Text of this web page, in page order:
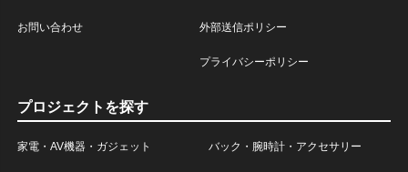
お問い合わせ 外部送信ポリシー
プライバシーポリシー
プロジェクトを探す
家電・AV機器・ガジェット バック・腕時計・アクセサリー